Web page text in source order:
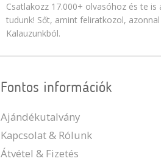
Csatlakozz 17.000+ olvasóhoz és te
tudunk! Sőt, amint feliratkozol,
Kalauzunkból.
Fontos információk
Ajándékutalvány
Kapcsolat & Rólunk
Átvétel & Fizetés